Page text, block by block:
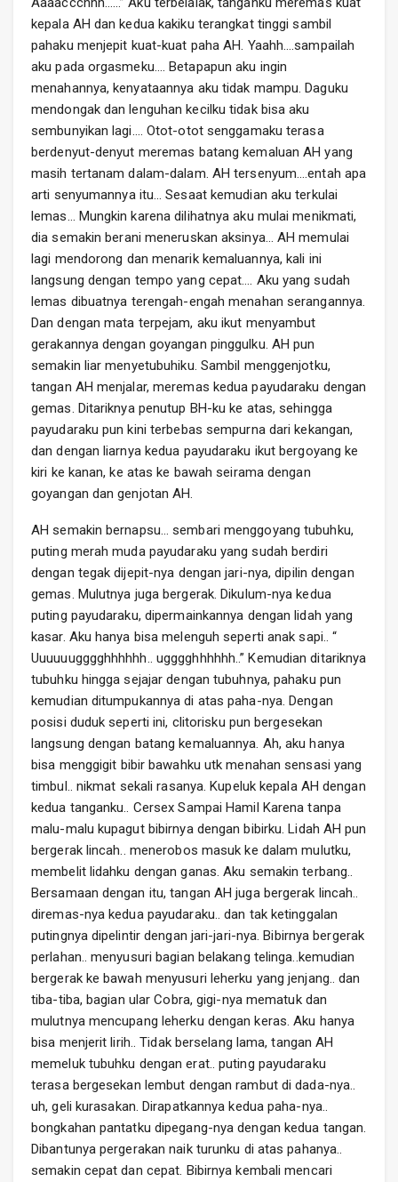
kepala AH dan kedua kakiku terangkat tinggi sambil
pahaku menjepit kuat-kuat paha AH. Yaahh….sampailah
aku pada orgasmeku…. Betapapun aku ingin
menahannya, kenyataannya aku tidak mampu. Daguku
mendongak dan lenguhan kecilku tidak bisa aku
sembunyikan lagi…. Otot-otot senggamaku terasa
berdenyut-denyut meremas batang kemaluan AH yang
masih tertanam dalam-dalam. AH tersenyum….entah apa
arti senyumannya itu… Sesaat kemudian aku terkulai
lemas… Mungkin karena dilihatnya aku mulai menikmati,
dia semakin berani meneruskan aksinya… AH memulai
lagi mendorong dan menarik kemaluannya, kali ini
langsung dengan tempo yang cepat…. Aku yang sudah
lemas dibuatnya terengah-engah menahan serangannya.
Dan dengan mata terpejam, aku ikut menyambut
gerakannya dengan goyangan pinggulku. AH pun
semakin liar menyetubuhiku. Sambil menggenjotku,
tangan AH menjalar, meremas kedua payudaraku dengan
gemas. Ditariknya penutup BH-ku ke atas, sehingga
payudaraku pun kini terbebas sempurna dari kekangan,
dan dengan liarnya kedua payudaraku ikut bergoyang ke
kiri ke kanan, ke atas ke bawah seirama dengan
goyangan dan genjotan AH.
AH semakin bernapsu… sembari menggoyang tubuhku,
puting merah muda payudaraku yang sudah berdiri
dengan tegak dijepit-nya dengan jari-nya, dipilin dengan
gemas. Mulutnya juga bergerak. Dikulum-nya kedua
puting payudaraku, dipermainkannya dengan lidah yang
kasar. Aku hanya bisa melenguh seperti anak sapi.. “
Uuuuuugggghhhhhh.. ugggghhhhhh..” Kemudian ditariknya
tubuhku hingga sejajar dengan tubuhnya, pahaku pun
kemudian ditumpukannya di atas paha-nya. Dengan
posisi duduk seperti ini, clitorisku pun bergesekan
langsung dengan batang kemaluannya. Ah, aku hanya
bisa menggigit bibir bawahku utk menahan sensasi yang
timbul.. nikmat sekali rasanya. Kupeluk kepala AH dengan
kedua tanganku.. Cersex Sampai Hamil Karena tanpa
malu-malu kupagut bibirnya dengan bibirku. Lidah AH pun
bergerak lincah.. menerobos masuk ke dalam mulutku,
membelit lidahku dengan ganas. Aku semakin terbang..
Bersamaan dengan itu, tangan AH juga bergerak lincah..
diremas-nya kedua payudaraku.. dan tak ketinggalan
putingnya dipelintir dengan jari-jari-nya. Bibirnya bergerak
perlahan.. menyusuri bagian belakang telinga..kemudian
bergerak ke bawah menyusuri leherku yang jenjang.. dan
tiba-tiba, bagian ular Cobra, gigi-nya mematuk dan
mulutnya mencupang leherku dengan keras. Aku hanya
bisa menjerit lirih.. Tidak berselang lama, tangan AH
memeluk tubuhku dengan erat.. puting payudaraku
terasa bergesekan lembut dengan rambut di dada-nya..
uh, geli kurasakan. Dirapatkannya kedua paha-nya..
bongkahan pantatku dipegang-nya dengan kedua tangan.
Dibantunya pergerakan naik turunku di atas pahanya..
semakin cepat dan cepat. Bibirnya kembali mencari